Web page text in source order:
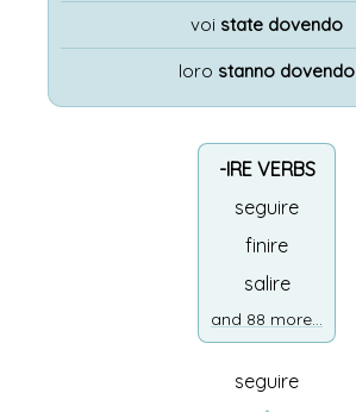
voi state dovendo
loro stanno dovendo
-IRE VERBS
seguire
finire
salire
and 88 more...
seguire